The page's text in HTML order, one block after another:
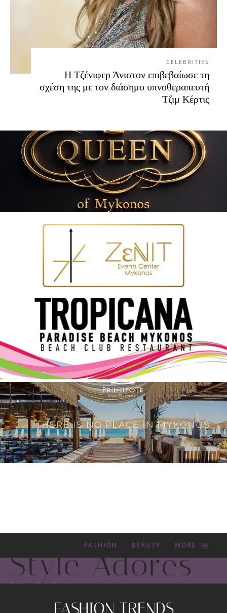
CELEBRITIES
Η Τζένιφερ Άνιστον επιβεβαίωσε τη
σχέση της με τον διάσημο υπνοθεραπευτή
Τζιμ Κέρτις
FASHION BEAUTY MORE
Style Adorés
Fashion Trends
FASHION TRENDS